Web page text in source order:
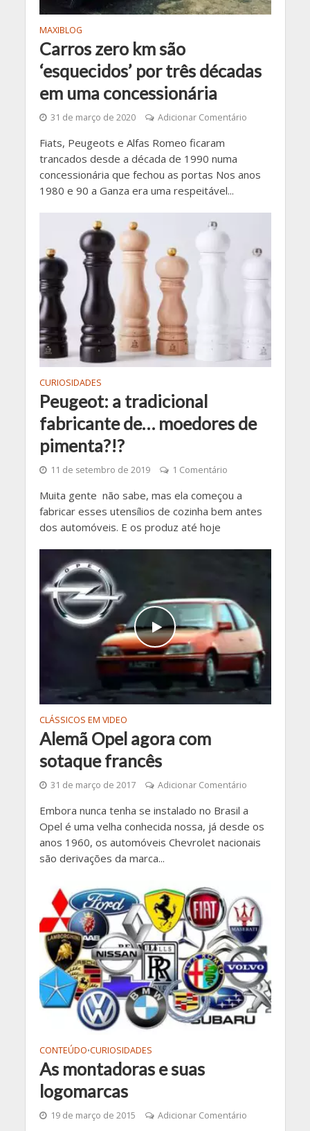
MAXIBLOG
Carros zero km são
‘esquecidos’ por três décadas
em uma concessionária
31 de março de 2020 Adicionar Comentário
Fiats, Peugeots e Alfas Romeo ficaram
trancados desde a década de 1990 numa
concessionária que fechou as portas Nos anos
1980 e 90 a Ganza era uma respeitável...
CURIOSIDADES
Peugeot: a tradicional
fabricante de… moedores de
pimenta?!?
11 de setembro de 2019 1 Comentário
Muita gente não sabe, mas ela começou a
fabricar esses utensílios de cozinha bem antes
dos automóveis. E os produz até hoje
CLÁSSICOS EM VIDEO
Alemã Opel agora com
sotaque francês
31 de março de 2017 Adicionar Comentário
Embora nunca tenha se instalado no Brasil a
Opel é uma velha conhecida nossa, já desde os
anos 1960, os automóveis Chevrolet nacionais
são derivações da marca...
CONTEÚDO•CURIOSIDADES
As montadoras e suas
logomarcas
19 de março de 2015 Adicionar Comentário